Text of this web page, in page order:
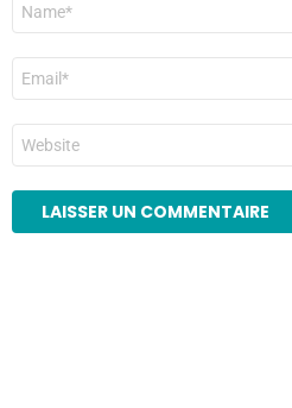
mail
*
Site
web